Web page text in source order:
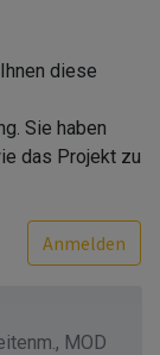
diese
Sie haben
das Projekt zu
Anmelden
MOD